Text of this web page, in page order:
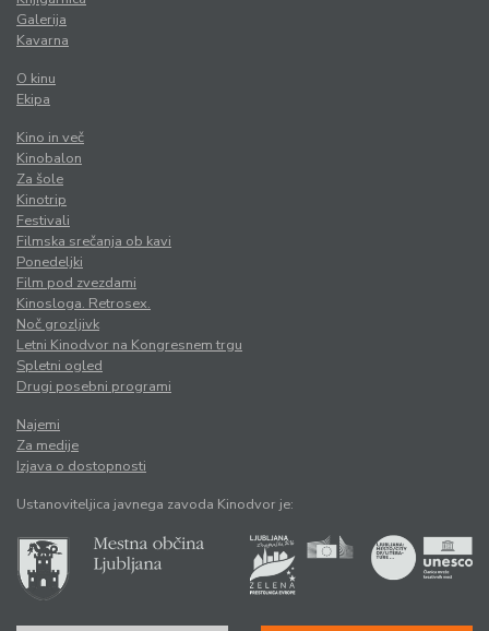
Galerija
Kavarna
O kinu
Ekipa
Kino in več
Kinobalon
Za šole
Kinotrip
Festivali
Filmska srečanja ob kavi
Ponedeljki
Film pod zvezdami
Kinosloga. Retrosex.
Noč grozljivk
Letni Kinodvor na Kongresnem trgu
Spletni ogled
Drugi posebni programi
Najemi
Za medije
Izjava o dostopnosti
Ustanoviteljica javnega zavoda Kinodvor je: